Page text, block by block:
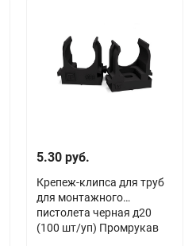
5.30 руб.
Крепеж-клипса для труб
для монтажного
пистолета черная д20
(100 шт/уп) Промрукав